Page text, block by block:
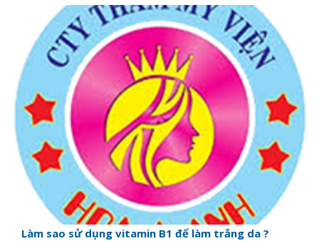
Làm sao sử dụng vitamin B1 để làm trắng da ?